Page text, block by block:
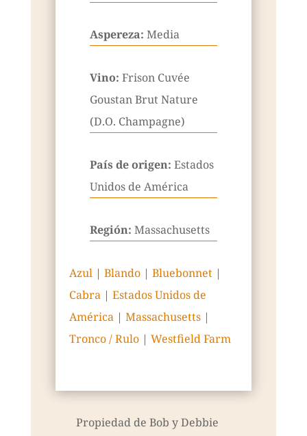
Aspereza: Media
Vino: Frison Cuvée
Goustan Brut Nature
(D.O. Champagne)
País de origen: Estados
Unidos de América
Región: Massachusetts
Azul| Blando| Bluebonnet|
Cabra| Estados Unidos de
América| Massachusetts|
Tronco / Rulo| Westfield Farm
Propiedad de Bob y Debbie